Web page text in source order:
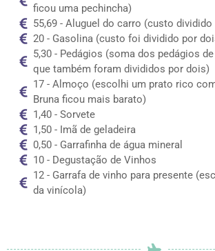
ficou uma pechincha)
55,69 - Aluguel do carro (custo dividido
20 - Gasolina (custo foi dividido por
5,30 - Pedágios (soma dos pedágios de
que também foram divididos por dois)
17 - Almoço (escolhi um prato rico
Bruna ficou mais barato)
1,40 - Sorvete
1,50 - Imã de geladeira
0,50 - Garrafinha de água mineral
10 - Degustação de Vinhos
12 - Garrafa de vinho para presente
da vinícola)